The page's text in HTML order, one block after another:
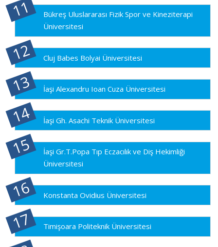
Bükreş Uluslararası Fizik Spor ve Kineziterapi
Üniversitesi
Cluj Babes Bolyai Üniversitesi
İaşi Alexandru Ioan Cuza Üniversitesi
İaşi Gh. Asachi Teknik Üniversitesi
İaşi Gr.T.Popa Tıp Eczacılık ve Diş Hekimliği
Üniversitesi
Konstanta Ovidius Üniversitesi
Timişoara Politeknik Üniversitesi